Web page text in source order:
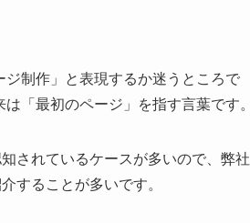
制作」と表現するか迷うところで
「最初のページ」を指す言葉です。
されているケースが多いので、弊社
することが多いです。